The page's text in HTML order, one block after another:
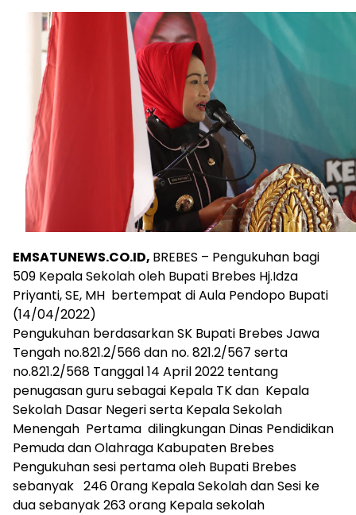
EMSATUNEWS.CO.ID, BREBES – Pengukuhan bagi
509 Kepala Sekolah oleh Bupati Brebes Hj.Idza
Priyanti, SE, MH bertempat di Aula Pendopo Bupati
(14/04/2022)
Pengukuhan berdasarkan SK Bupati Brebes Jawa
Tengah no.821.2/566 dan no. 821.2/567 serta
no.821.2/568 Tanggal 14 April 2022 tentang
penugasan guru sebagai Kepala TK dan Kepala
Sekolah Dasar Negeri serta Kepala Sekolah
Menengah Pertama dilingkungan Dinas Pendidikan
Pemuda dan Olahraga Kabupaten Brebes
Pengukuhan sesi pertama oleh Bupati Brebes
sebanyak 246 0rang Kepala Sekolah dan Sesi ke
dua sebanyak 263 orang Kepala sekolah